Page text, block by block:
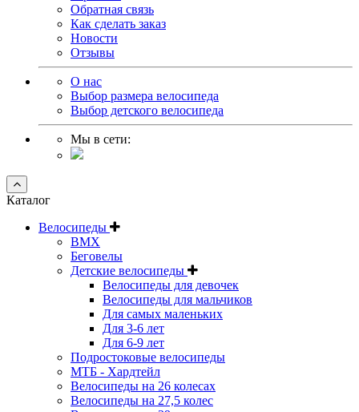
Обратная связь
Как сделать заказ
Новости
Отзывы
О нас
Выбор размера велосипеда
Выбор детского велосипеда
Мы в сети:
Каталог
Велосипеды
BMX
Беговелы
Детские велосипеды
Велосипеды для девочек
Велосипеды для мальчиков
Для самых маленьких
Для 3-6 лет
Для 6-9 лет
Подростоковые велосипеды
МТБ - Хардтейл
Велосипеды на 26 колесах
Велосипеды на 27,5 колес